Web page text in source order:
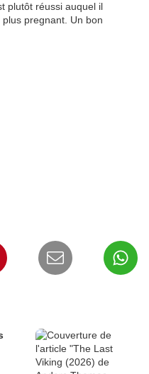
plutôt réussi auquel il
pregnant. Un bon